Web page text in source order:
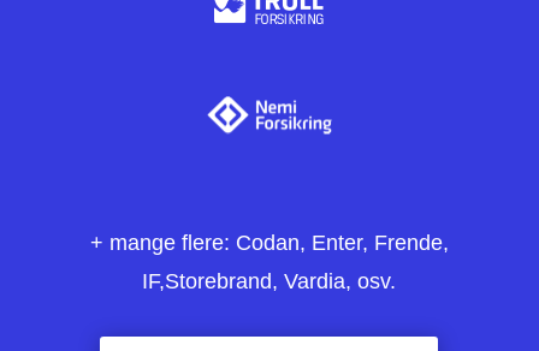
+ mange flere: Codan, Enter, Frende,
IF,Storebrand, Vardia, osv.